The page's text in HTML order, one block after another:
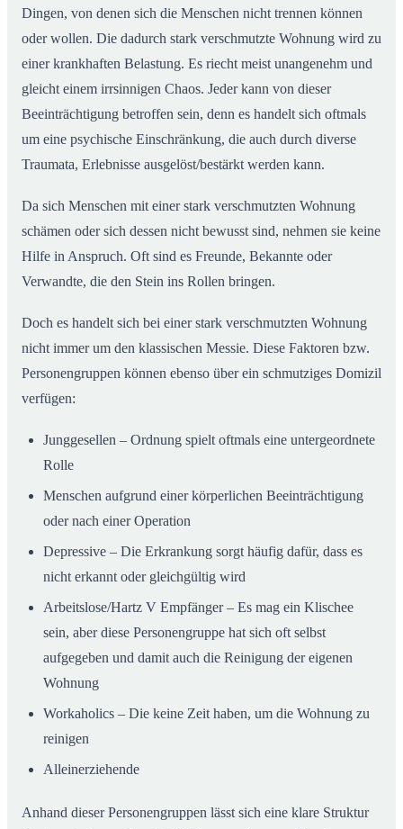
Dingen, von denen sich die Menschen nicht trennen können
oder wollen. Die dadurch stark verschmutzte Wohnung wird zu
einer krankhaften Belastung. Es riecht meist unangenehm und
gleicht einem irrsinnigen Chaos. Jeder kann von dieser
Beeinträchtigung betroffen sein, denn es handelt sich oftmals
um eine psychische Einschränkung, die auch durch diverse
Traumata, Erlebnisse ausgelöst/bestärkt werden kann.
Da sich Menschen mit einer stark verschmutzten Wohnung
schämen oder sich dessen nicht bewusst sind, nehmen sie keine
Hilfe in Anspruch. Oft sind es Freunde, Bekannte oder
Verwandte, die den Stein ins Rollen bringen.
Doch es handelt sich bei einer stark verschmutzten Wohnung
nicht immer um den klassischen Messie. Diese Faktoren bzw.
Personengruppen können ebenso über ein schmutziges Domizil
verfügen:
Junggesellen – Ordnung spielt oftmals eine untergeordnete
Rolle
Menschen aufgrund einer körperlichen Beeinträchtigung
oder nach einer Operation
Depressive – Die Erkrankung sorgt häufig dafür, dass es
nicht erkannt oder gleichgültig wird
Arbeitslose/Hartz V Empfänger – Es mag ein Klischee
sein, aber diese Personengruppe hat sich oft selbst
aufgegeben und damit auch die Reinigung der eigenen
Wohnung
Workaholics – Die keine Zeit haben, um die Wohnung zu
reinigen
Alleinerziehende
Anhand dieser Personengruppen lässt sich eine klare Struktur